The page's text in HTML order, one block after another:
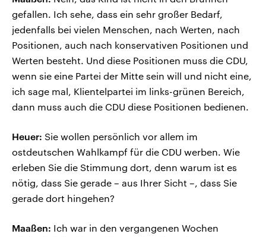
gefallen. Ich sehe, dass ein sehr großer Bedarf,
jedenfalls bei vielen Menschen, nach Werten, nach
Positionen, auch nach konservativen Positionen und
Werten besteht. Und diese Positionen muss die CDU,
wenn sie eine Partei der Mitte sein will und nicht eine,
ich sage mal, Klientelpartei im links-grünen Bereich,
dann muss auch die CDU diese Positionen bedienen.
Heuer: Sie wollen persönlich vor allem im
ostdeutschen Wahlkampf für die CDU werben. Wie
erleben Sie die Stimmung dort, denn warum ist es
nötig, dass Sie gerade – aus Ihrer Sicht –, dass Sie
gerade dort hingehen?
Maaßen: Ich war in den vergangenen Wochen